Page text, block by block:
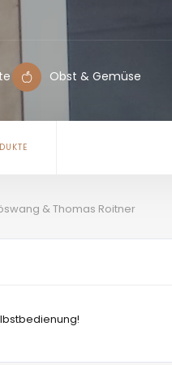
Obst & Gemüse
& Thomas Roitner